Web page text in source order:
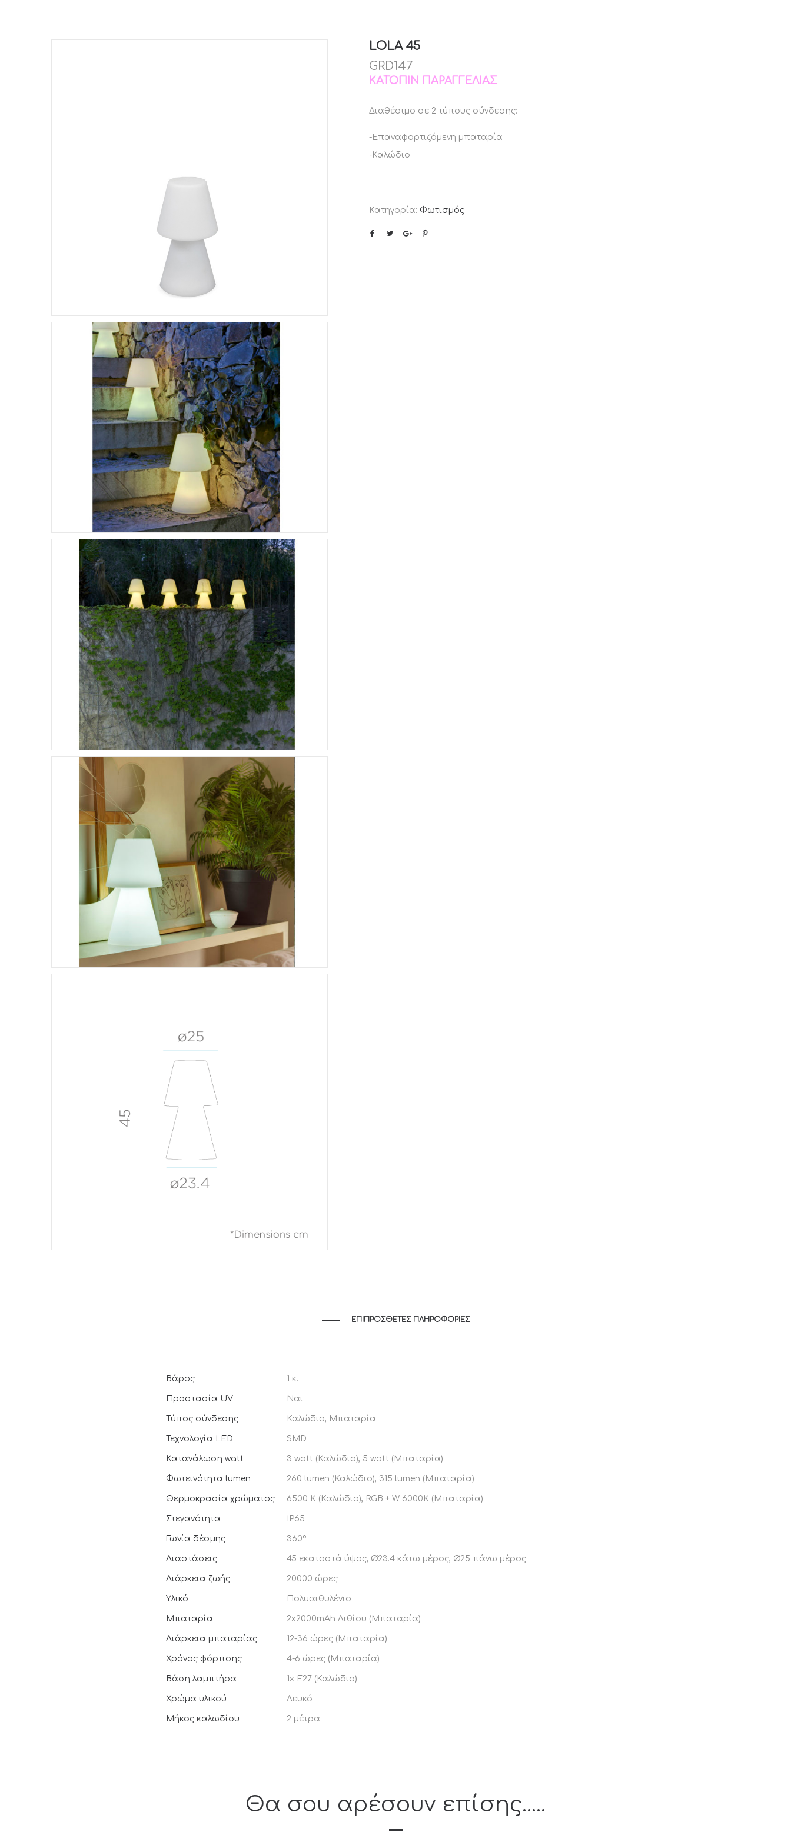
LOLA 45
GRD147
ΚΑΤΌΠΙΝ ΠΑΡΑΓΓΕΛΊΑΣ
Διαθέσιμο σε 2 τύπους σύνδεσης:
-Επαναφορτιζόμενη μπαταρία
-Καλώδιο
Κατηγορία: Φωτισμός
ΕΠΙΠΡΌΣΘΕΤΕΣ ΠΛΗΡΟΦΟΡΊΕΣ
Βάρος 1 κ.
Προστασία UV Ναι
Τύπος σύνδεσης Καλώδιο, Μπαταρία
Τεχνολογία LED SMD
Κατανάλωση watt 3 watt (Καλώδιο), 5 watt (Μπαταρία)
Φωτεινότητα lumen 260 lumen (Καλώδιο), 315 lumen (Μπαταρία)
Θερμοκρασία χρώματος 6500 K (Καλώδιο), RGB + W 6000K (Μπαταρία)
Στεγανότητα IP65
Γωνία δέσμης 360º
Διαστάσεις 45 εκατοστά ύψος, Ø23.4 κάτω μέρος, Ø25 πάνω μέρος
Διάρκεια ζωής 20000 ώρες
Υλικό Πολυαιθυλένιο
Μπαταρία 2x2000mAh Λιθίου (Μπαταρία)
Διάρκεια μπαταρίας 12-36 ώρες (Μπαταρία)
Χρόνος φόρτισης 4-6 ώρες (Μπαταρία)
Βάση λαμπτήρα 1x E27 (Καλώδιο)
Χρώμα υλικού Λευκό
Μήκος καλωδίου 2 μέτρα
Θα σου αρέσουν επίσης.....